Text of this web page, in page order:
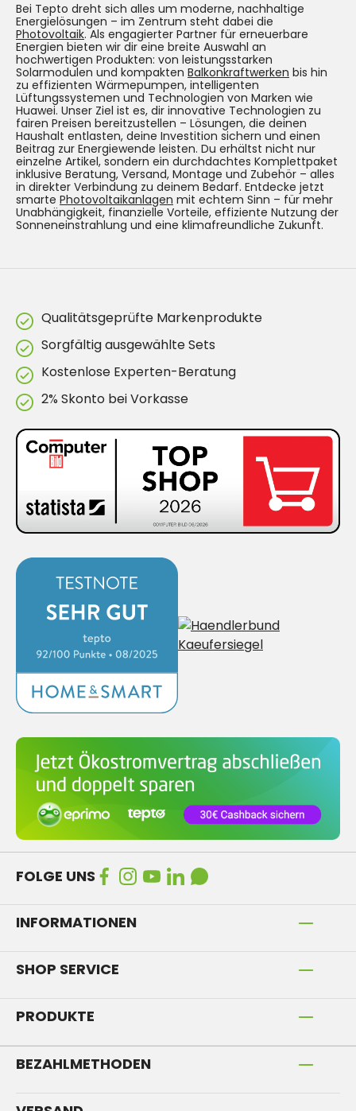
Bei Tepto dreht sich alles um moderne, nachhaltige
Energielösungen – im Zentrum steht dabei die
Photovoltaik. Als engagierter Partner für erneuerbare
Energien bieten wir dir eine breite Auswahl an
hochwertigen Produkten: von leistungsstarken
Solarmodulen und kompakten Balkonkraftwerken bis hin
zu effizienten Wärmepumpen, intelligenten
Lüftungssystemen und Technologien von Marken wie
Huawei. Unser Ziel ist es, dir innovative Technologien zu
fairen Preisen bereitzustellen – Lösungen, die deinen
Haushalt entlasten, deine Investition sichern und einen
Beitrag zur Energiewende leisten. Du erhältst nicht nur
einzelne Artikel, sondern ein durchdachtes Komplettpaket
inklusive Beratung, Versand, Montage und Zubehör – alles
in direkter Verbindung zu deinem Bedarf. Entdecke jetzt
smarte Photovoltaikanlagen mit echtem Sinn – für mehr
Unabhängigkeit, finanzielle Vorteile, effiziente Nutzung der
Sonneneinstrahlung und eine klimafreundliche Zukunft.
Qualitätsgeprüfte Markenprodukte
Sorgfältig ausgewählte Sets
Kostenlose Experten-Beratung
2% Skonto bei Vorkasse
FOLGE UNS
INFORMATIONEN
SHOP SERVICE
PRODUKTE
BEZAHLMETHODEN